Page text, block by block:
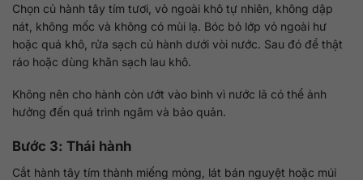
Chọn củ hành tây tím tươi, vỏ ngoài khô tự nhiên, không dập
nát, không mốc và không có mùi lạ. Bóc bỏ lớp vỏ ngoài hư
hoặc quá khô, rửa sạch củ hành dưới vòi nước. Sau đó để thật
ráo hoặc dùng khăn sạch lau khô.
Không nên cho hành còn ướt vào bình vì nước lã có thể ảnh
hưởng đến quá trình ngâm và bảo quản.
Bước 3: Thái hành
Cắt hành tây tím thành miếng mỏng, lát bán nguyệt hoặc múi